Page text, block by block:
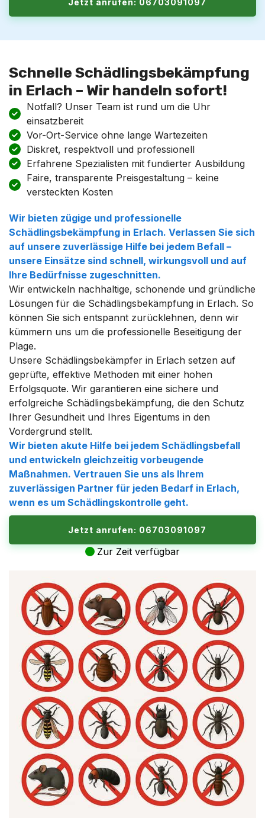
Jetzt anrufen: 06703091097
Schnelle Schädlingsbekämpfung
in Erlach – Wir handeln sofort!
Notfall? Unser Team ist rund um die Uhr
einsatzbereit
Vor-Ort-Service ohne lange Wartezeiten
Diskret, respektvoll und professionell
Erfahrene Spezialisten mit fundierter Ausbildung
Faire, transparente Preisgestaltung – keine
versteckten Kosten
Wir bieten zügige und professionelle
Schädlingsbekämpfung in Erlach. Verlassen Sie sich
auf unsere zuverlässige Hilfe bei jedem Befall –
unsere Einsätze sind schnell, wirkungsvoll und auf
Ihre Bedürfnisse zugeschnitten.
Wir entwickeln nachhaltige, schonende und gründliche
Lösungen für die Schädlingsbekämpfung in Erlach. So
können Sie sich entspannt zurücklehnen, denn wir
kümmern uns um die professionelle Beseitigung der
Plage.
Unsere Schädlingsbekämpfer in Erlach setzen auf
geprüfte, effektive Methoden mit einer hohen
Erfolgsquote. Wir garantieren eine sichere und
erfolgreiche Schädlingsbekämpfung, die den Schutz
Ihrer Gesundheit und Ihres Eigentums in den
Vordergrund stellt.
Wir bieten akute Hilfe bei jedem Schädlingsbefall
und entwickeln gleichzeitig vorbeugende
Maßnahmen. Vertrauen Sie uns als Ihrem
zuverlässigen Partner für jeden Bedarf in Erlach,
wenn es um Schädlingskontrolle geht.
Jetzt anrufen: 06703091097
Zur Zeit verfügbar